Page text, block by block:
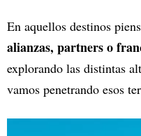
En aquellos destinos
alianzas, partners o
explorando las distintas
vamos penetrando esos